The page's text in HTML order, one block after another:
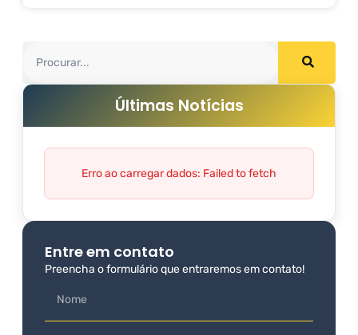
Últimas Notícias
Erro ao carregar dados: Failed to fetch
Entre em contato
Preencha o formulário que entraremos em contato!